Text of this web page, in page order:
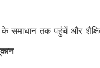
के समाधान तक पहुंचें और